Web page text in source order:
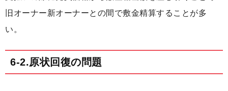
旧オーナー新オーナーとの間で敷金精算することが多
い。
6-2.原状回復の問題